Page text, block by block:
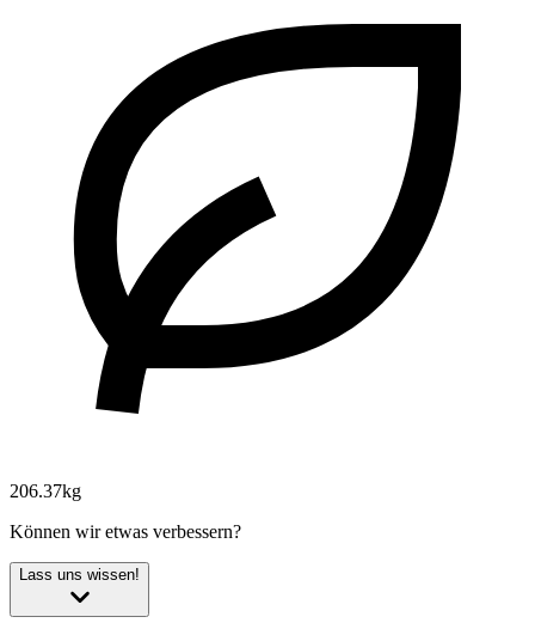
206.37kg
Können wir etwas verbessern?
Lass uns wissen!